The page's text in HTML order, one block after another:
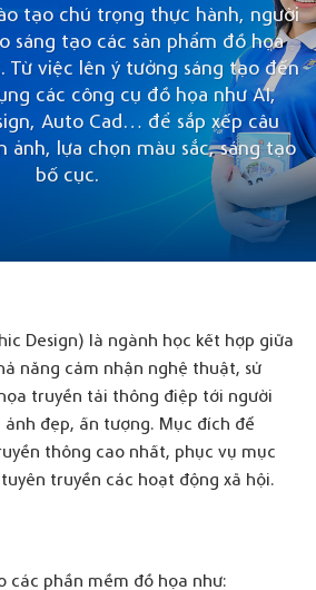
tạo chú trọng thực hành, người
sáng tạo các sản phẩm đồ họa
việc lên ý tưởng sáng tạo đến
các công cụ đồ họa như AI,
Auto Cad… để sắp xếp câu
ảnh, lựa chọn màu sắc, sáng tạo
bố cục.
Design) là ngành học kết hợp giữa
năng cảm nhận nghệ thuật, sử
truyền tải thông điệp tới người
đẹp, ấn tượng. Mục đích để
thông cao nhất, phục vụ mục
truyền các hoạt động xã hội.
các phần mềm đồ họa như: